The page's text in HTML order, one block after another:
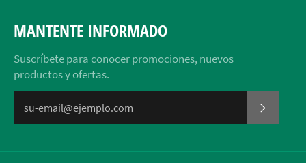
MANTENTE INFORMADO
Suscríbete para conocer promociones, nuevos
productos y ofertas.